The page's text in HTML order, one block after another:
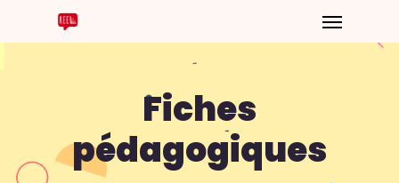
Fiches
pédagogiques